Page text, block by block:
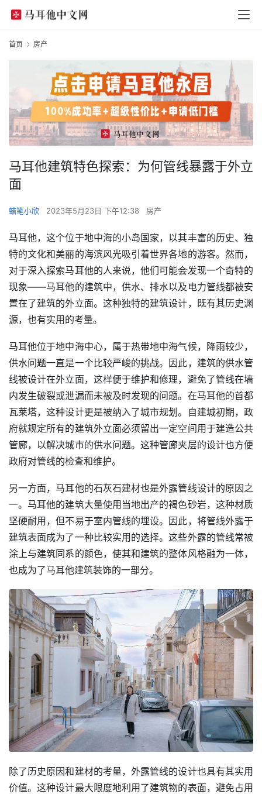
首页 房产
马耳他建筑特色探索：为何管线暴露于外立
面
蜡笔小欣 2023年5月23日 下午12:38 房产
马耳他，这个位于地中海的小岛国家，以其丰富的历史、独
特的文化和美丽的海滨风光吸引着世界各地的游客。然而，
对于深入探索马耳他的人来说，他们可能会发现一个奇特的
现象——马耳他的建筑中，供水、排水以及电力管线都被安
置在了建筑的外立面。这种独特的建筑设计，既有其历史渊
源，也有实用的考量。
马耳他位于地中海中心，属于热带地中海气候，降雨较少，
供水问题一直是一个比较严峻的挑战。因此，建筑的供水管
线被设计在外立面，这样便于维护和修理，避免了管线在墙
内发生破裂或泄漏而未被及时发现的问题。在马耳他的首都
瓦莱塔，这种设计更是被纳入了城市规划。自建城初期，政
府就规定所有的建筑外立面必须留出一定空间用于建造公共
管廊，以解决城市的供水问题。这种管廊夹层的设计也方便
政府对管线的检查和维护。
另一方面，马耳他的石灰石建材也是外露管线设计的原因之
一。马耳他的建筑大量使用当地出产的褐色砂岩，这种材质
坚硬耐用，但不易于室内管线的埋设。因此，将管线外露于
建筑表面成为了一种比较实用的选择。这些外露的管线常被
涂上与建筑同系的颜色，使其和建筑的整体风格融为一体，
也成为了马耳他建筑装饰的一部分。
除了历史原因和建材的考量，外露管线的设计也具有其实用
价值。这种设计最大限度地利用了建筑物的表面，避免占用